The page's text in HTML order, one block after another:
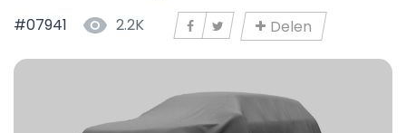
#07941 2.2K Delen